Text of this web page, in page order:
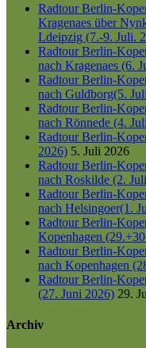
Radtour Berlin-
Kragenaes über
Ldeipzig (7.-9. Juli.
Radtour Berlin-
nach Kragenaes (6.
Radtour Berlin-
nach Guldborg(5.
Radtour Berlin-
nach Rönnede (4.
Radtour Berlin-
2026) 5. Juli 2026
Radtour Berlin-
nach Roskilde (2.
Radtour Berlin-
nach Helsingoer(1.
Radtour Berlin-
Kopenhagen
Radtour Berlin-
nach Kopenhagen
Radtour Berlin-
(27. Juni 2026) 29.
Archiv